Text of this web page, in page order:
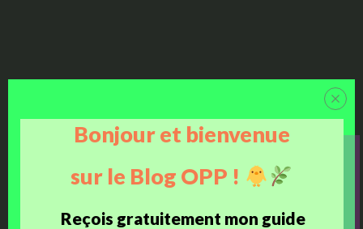
j'aime
Facebook
Chargement…
Bonjour et bienvenue
sur le Blog OPP !
Reçois gratuitement mon guide